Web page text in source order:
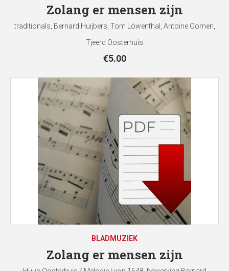
Zolang er mensen zijn
traditionals, Bernard Huijbers, Tom Löwenthal, Antoine Oomen,
Tjeerd Oosterhuis
€5.00
BLADMUZIEK
Zolang er mensen zijn